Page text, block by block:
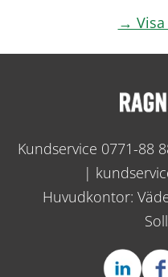
→
Kundservice 0771-88
|
Huvudkontor: